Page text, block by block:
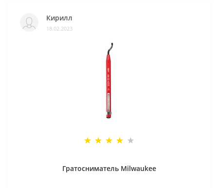
Кирилл
18.02.2023
Гратосниматель Milwaukee